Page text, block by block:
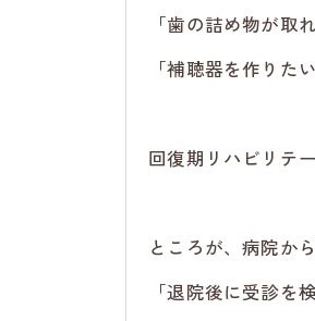
「歯の詰め物が取
「補聴器を作りた
回復期リハビリテ
ところが、病院から
「退院後に受診を